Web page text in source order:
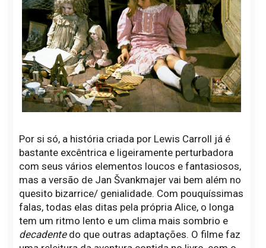
Por si só, a história criada por Lewis Carroll já é
bastante excêntrica e ligeiramente perturbadora
com seus vários elementos loucos e fantasiosos,
mas a versão de Jan Švankmajer vai bem além no
quesito bizarrice/ genialidade. Com pouquíssimas
falas, todas elas ditas pela própria Alice, o longa
tem um ritmo lento e um clima mais sombrio e
decadente do que outras adaptações. O filme faz